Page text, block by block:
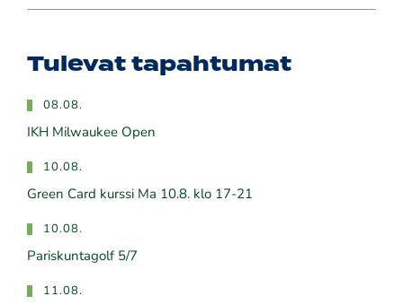
Tulevat tapahtumat
08.08.
IKH Milwaukee Open
10.08.
Green Card kurssi Ma 10.8. klo 17-21
10.08.
Pariskuntagolf 5/7
11.08.